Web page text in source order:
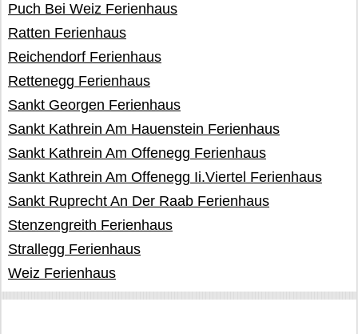
Puch Bei Weiz Ferienhaus
Ratten Ferienhaus
Reichendorf Ferienhaus
Rettenegg Ferienhaus
Sankt Georgen Ferienhaus
Sankt Kathrein Am Hauenstein Ferienhaus
Sankt Kathrein Am Offenegg Ferienhaus
Sankt Kathrein Am Offenegg Ii.Viertel Ferienhaus
Sankt Ruprecht An Der Raab Ferienhaus
Stenzengreith Ferienhaus
Strallegg Ferienhaus
Weiz Ferienhaus